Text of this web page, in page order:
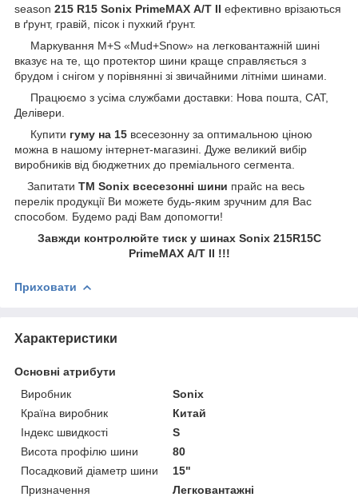
season 215 R15 Sonix PrimeMAX А/Т II ефективно врізаються
в ґрунт, гравій, пісок і пухкий ґрунт.
Маркування M+S «Mud+Snow» на легковантажній шині
вказує на те, що протектор шини краще справляється з
брудом і снігом у порівнянні зі звичайними літніми шинами.
Працюємо з усіма службами доставки: Нова пошта, САТ,
Делівери.
Купити гуму на 15 всесезонну за оптимальною ціною
можна в нашому інтернет-магазині. Дуже великий вибір
виробників від бюджетних до преміального сегмента.
Запитати ТМ Sonix всесезонні шини прайс на весь
перелік продукції Ви можете будь-яким зручним для Вас
способом
Будемо раді Вам допомогти!
Завжди контролюйте тиск у шинах Sonix 215R15С
PrimeMAX А/Т II !!!
Приховати
Характеристики
Основні атрибути
Виробник
Sonix
Країна виробник
Китай
Індекс швидкості
S
Висота профілю шини
80
Посадковий діаметр шини
15"
Призначення
Легковантажні